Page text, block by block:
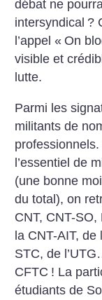
débat ne
intersyndical ?
l’appel « On
visible et
lutte.
Parmi les
militants de
l’essentiel de
(une bonne
du total), on
CNT, CNT-
la CNT-AIT,
STC, de
CFTC ! La
étudiants de